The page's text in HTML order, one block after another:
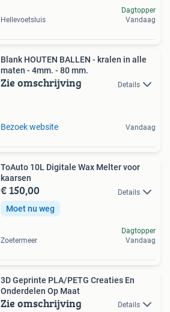
Hellevoetsluis
Dagtopper
Vandaag
Blank HOUTEN BALLEN - kralen in alle
maten - 4mm. - 80 mm.
Zie omschrijving Details
Bezoek website Vandaag
ToAuto 10L Digitale Wax Melter voor
kaarsen
€ 150,00 Details
Moet nu weg
Zoetermeer
Dagtopper
Vandaag
3D Geprinte PLA/PETG Creaties En
Onderdelen Op Maat
Zie omschrijving Details